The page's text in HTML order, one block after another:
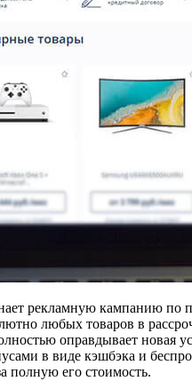
рекламную кампанию по
любых товаров в
оправдывает новая
в виде кэшбэка и
полную его стоимость.